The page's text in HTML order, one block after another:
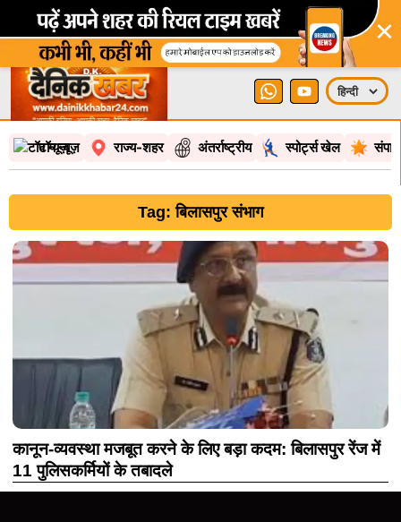
×
टॉप न्यूज़ राज्य-शहर अंतर्राष्ट्रीय स्पोर्ट्स खेल
Tag: बिलासपुर संभाग
कानून-व्यवस्था मजबूत करने के लिए बड़ा कदम: बिलासपुर रेंज में
11 पुलिसकर्मियों के तबादले